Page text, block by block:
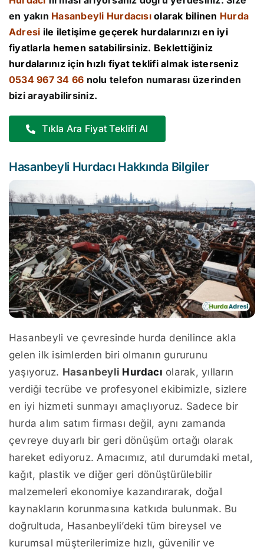
en yakın Hasanbeyli Hurdacısı olarak bilinen Hurda
Adresi ile iletişime geçerek hurdalarınızı en iyi
fiyatlarla hemen satabilirsiniz. Beklettiğiniz
hurdalarınız için hızlı fiyat teklifi almak isterseniz
0534 967 34 66 nolu telefon numarası üzerinden
bizi arayabilirsiniz.
Tıkla Ara Fiyat Teklifi Al
Hasanbeyli Hurdacı Hakkında Bilgiler
Hasanbeyli ve çevresinde hurda denilince akla
gelen ilk isimlerden biri olmanın gururunu
yaşıyoruz. Hasanbeyli Hurdacı olarak, yılların
verdiği tecrübe ve profesyonel ekibimizle, sizlere
en iyi hizmeti sunmayı amaçlıyoruz. Sadece bir
hurda alım satım firması değil, aynı zamanda
çevreye duyarlı bir geri dönüşüm ortağı olarak
hareket ediyoruz. Amacımız, atıl durumdaki metal,
kağıt, plastik ve diğer geri dönüştürülebilir
malzemeleri ekonomiye kazandırarak, doğal
kaynakların korunmasına katkıda bulunmak. Bu
doğrultuda, Hasanbeyli’deki tüm bireysel ve
kurumsal müşterilerimize hızlı, güvenilir ve